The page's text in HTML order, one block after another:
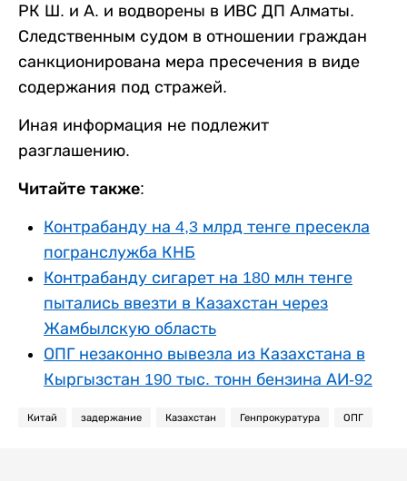
РК Ш. и А. и водворены в ИВС ДП Алматы.
Следственным судом в отношении граждан
санкционирована мера пресечения в виде
содержания под стражей.
Иная информация не подлежит
разглашению.
Читайте также:
Контрабанду на 4,3 млрд тенге пресекла
погранслужба КНБ
Контрабанду сигарет на 180 млн тенге
пытались ввезти в Казахстан через
Жамбылскую область
ОПГ незаконно вывезла из Казахстана в
Кыргызстан 190 тыс. тонн бензина АИ-92
Китай задержание Казахстан Генпрокуратура ОПГ